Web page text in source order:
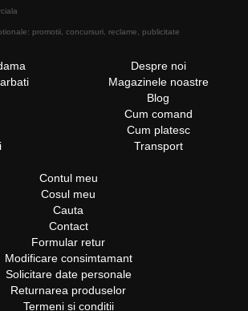
promotii, concursuri, reclame, publicitate
Despre noi
Magazinele noastre
Blog
Cum comand
Cum platesc
Transport
Contul meu
Cosul meu
Cauta
Contact
Formular retur
Modificare consimtamant
Solicitare date personale
Returnarea produselor
Termeni si conditii